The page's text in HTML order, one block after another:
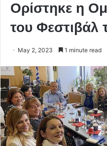
Ορίστηκε η
του Φεστιβάλ
May 2, 2023 1 minute read